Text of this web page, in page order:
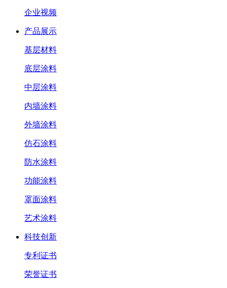
企业视频
产品展示
基层材料
底层涂料
中层涂料
内墙涂料
外墙涂料
仿石涂料
防水涂料
功能涂料
罩面涂料
艺术涂料
科技创新
专利证书
荣誉证书